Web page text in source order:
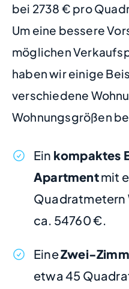
bei 2738 € pro
Um eine bessere
möglichen
haben wir einige
verschiedene
Wohnungsgrößen
Ein kompaktes
Apartmentmit
Quadratmetern
ca. 54760 €.
EineZwei-
etwa 45